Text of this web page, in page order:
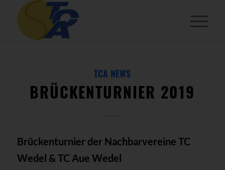
TCA NEWS
BRÜCKENTURNIER 2019
Brückenturnier der Nachbarvereine TC
Wedel & TC Aue Wedel